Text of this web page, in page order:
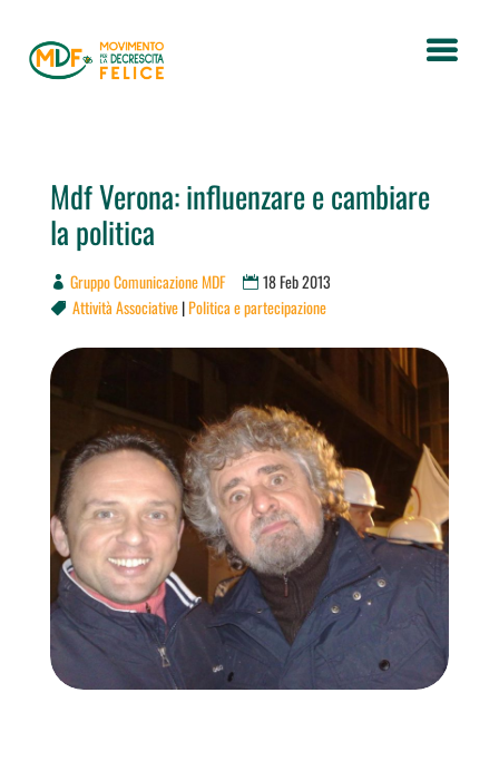
Mdf Verona: influenzare e cambiare
la politica
Gruppo Comunicazione MDF 18 Feb 2013
 Attività Associative|Politica e partecipazione